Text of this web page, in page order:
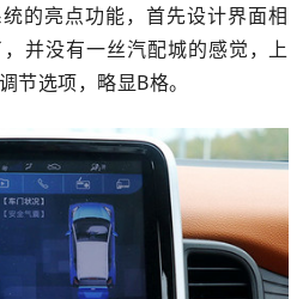
的亮点功能，首先设计界面相
并没有一丝汽配城的感觉，上
节选项，略显B格。